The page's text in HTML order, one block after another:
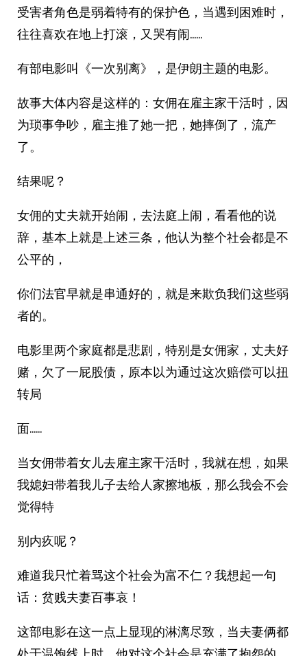
受害者角色是弱着特有的保护色，当遇到困难时，
往往喜欢在地上打滚，又哭有闹……
有部电影叫《一次别离》，是伊朗主题的电影。
故事大体内容是这样的：女佣在雇主家干活时，因
为琐事争吵，雇主推了她一把，她摔倒了，流产
了。
结果呢？
女佣的丈夫就开始闹，去法庭上闹，看看他的说
辞，基本上就是上述三条，他认为整个社会都是不
公平的，
你们法官早就是串通好的，就是来欺负我们这些弱
者的。
电影里两个家庭都是悲剧，特别是女佣家，丈夫好
赌，欠了一屁股债，原本以为通过这次赔偿可以扭
转局
面……
当女佣带着女儿去雇主家干活时，我就在想，如果
我媳妇带着我儿子去给人家擦地板，那么我会不会
觉得特
别内疚呢？
难道我只忙着骂这个社会为富不仁？我想起一句
话：贫贱夫妻百事哀！
这部电影在这一点上显现的淋漓尽致，当夫妻俩都